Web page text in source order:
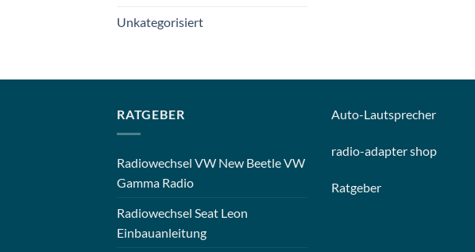
Unkategorisiert
RATGEBER
Radiowechsel VW New Beetle VW
Gamma Radio
Radiowechsel Seat Leon
Einbauanleitung
Auto-Lautsprecher
radio-adapter shop
Ratgeber